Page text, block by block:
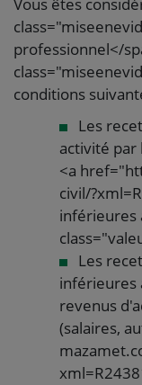
Vous êtes
professionnel</
conditions
Les
activité
<a
civil/
inférieures
Les
inférieures
revenus
(salaires,